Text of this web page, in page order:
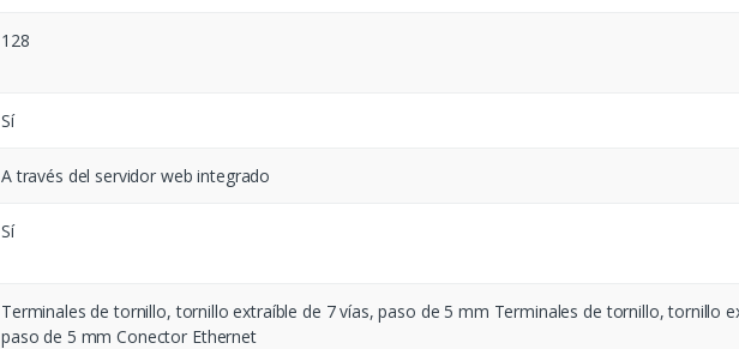
128
Sí
A través del servidor web integrado
Sí
Terminales de tornillo, tornillo extraíble de 7 vías, paso de 5 mm Terminales de tornillo, tornillo
paso de 5 mm Conector Ethernet